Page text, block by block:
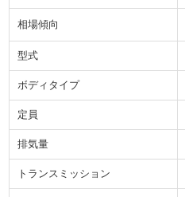
相場傾向
型式
ボディタイプ
定員
排気量
トランスミッション